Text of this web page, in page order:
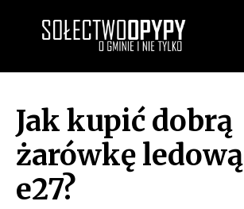
OPYPY.PL
Jak kupić dobrą
żarówkę ledową
e27?